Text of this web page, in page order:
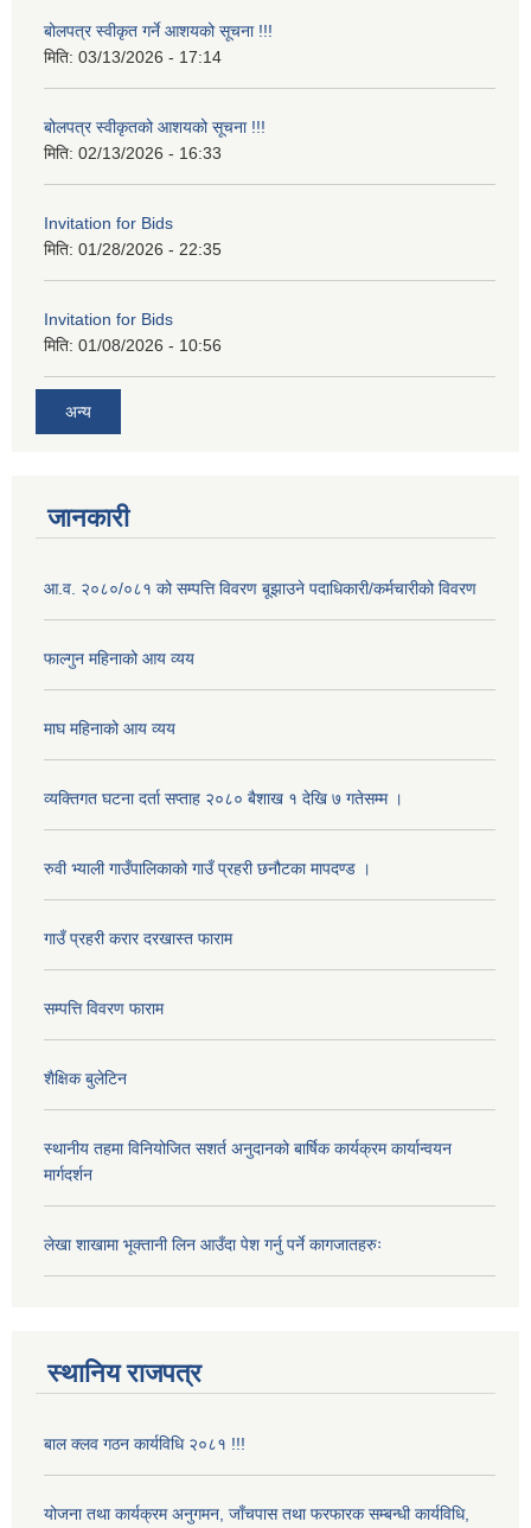
बोलपत्र स्वीकृत गर्ने आशयको सूचना !!!
मिति: 03/13/2026 - 17:14
बोलपत्र स्वीकृतको आशयको सूचना !!!
मिति: 02/13/2026 - 16:33
Invitation for Bids
मिति: 01/28/2026 - 22:35
Invitation for Bids
मिति: 01/08/2026 - 10:56
अन्य
जानकारी
आ.व. २०८०/०८१ को सम्पत्ति विवरण बूझाउने पदाधिकारी/कर्मचारीको विवरण
फाल्गुन महिनाको आय व्यय
माघ महिनाको आय व्यय
व्यक्तिगत घटना दर्ता सप्ताह २०८० बैशाख १ देखि ७ गतेसम्म ।
रुवी भ्याली गाउँपालिकाको गाउँ प्रहरी छनौटका मापदण्ड ।
गाउँ प्रहरी करार दरखास्त फाराम
सम्पत्ति विवरण फाराम
शैक्षिक बुलेटिन
स्थानीय तहमा विनियोजित सशर्त अनुदानको बार्षिक कार्यक्रम कार्यान्वयन
मार्गदर्शन
लेखा शाखामा भूक्तानी लिन आउँदा पेश गर्नु पर्ने कागजातहरुः
स्थानिय राजपत्र
बाल क्लव गठन कार्यविधि २०८१ !!!
योजना तथा कार्यक्रम अनुगमन, जाँचपास तथा फरफारक सम्बन्धी कार्यविधि,